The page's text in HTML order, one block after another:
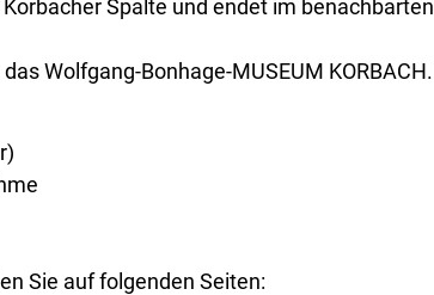
Spalte und endet im benachbarten
Wolfgang-Bonhage-MUSEUM KORBACH.
Sie auf folgenden Seiten: